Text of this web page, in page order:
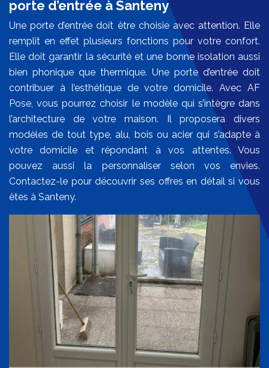
porte d’entrée à Santeny
Une porte d’entrée doit être choisie avec attention. Elle
remplit en effet plusieurs fonctions pour votre confort.
Elle doit garantir la sécurité et une bonne isolation aussi
bien phonique que thermique. Une porte d’entrée doit
contribuer à l’esthétique de votre domicile. Avec AF
Pose, vous pourrez choisir le modèle qui s’intègre dans
l’architecture de votre maison. Il proposera divers
modèles de tout type, alu, bois ou acier qui s’adapte à
votre domicile et répondant à vos attentes. Vous
pouvez aussi la personnaliser selon vos envies.
Contactez-le pour découvrir ses offres en détail si vous
êtes à Santeny.